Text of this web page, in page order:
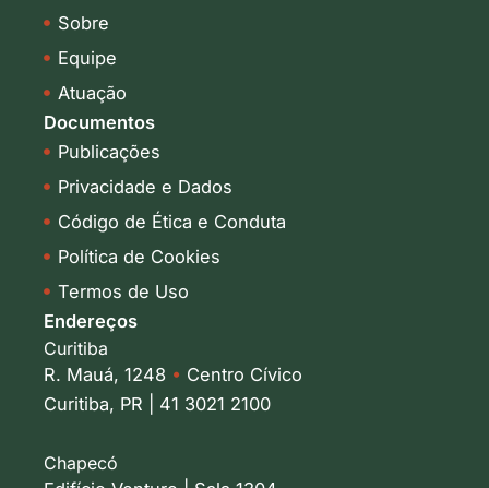
Sobre
Equipe
Atuação
Documentos
Publicações
Privacidade e Dados
Código de Ética e Conduta
Política de Cookies
Termos de Uso
Endereços
Curitiba
R. Mauá, 1248 • Centro Cívico
Curitiba, PR | 41 3021 2100
Chapecó